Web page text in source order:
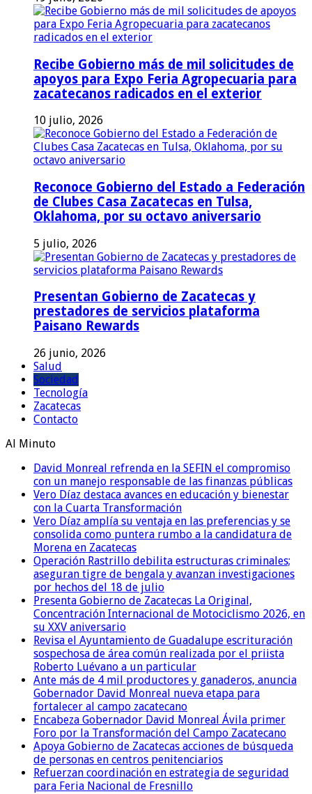
Recibe Gobierno más de mil solicitudes de
apoyos para Expo Feria Agropecuaria para
zacatecanos radicados en el exterior
10 julio, 2026
Reconoce Gobierno del Estado a Federación
de Clubes Casa Zacatecas en Tulsa,
Oklahoma, por su octavo aniversario
5 julio, 2026
Presentan Gobierno de Zacatecas y
prestadores de servicios plataforma
Paisano Rewards
26 junio, 2026
Salud
Sociedad
Tecnología
Zacatecas
Contacto
Al Minuto
David Monreal refrenda en la SEFIN el compromiso
con un manejo responsable de las finanzas públicas
Vero Díaz destaca avances en educación y bienestar
con la Cuarta Transformación
Vero Díaz amplía su ventaja en las preferencias y se
consolida como puntera rumbo a la candidatura de
Morena en Zacatecas
Operación Rastrillo debilita estructuras criminales;
aseguran tigre de bengala y avanzan investigaciones
por hechos del 18 de julio
Presenta Gobierno de Zacatecas La Original,
Concentración Internacional de Motociclismo 2026, en
su XXV aniversario
Revisa el Ayuntamiento de Guadalupe escrituración
sospechosa de área común realizada por el priista
Roberto Luévano a un particular
Ante más de 4 mil productores y ganaderos, anuncia
Gobernador David Monreal nueva etapa para
fortalecer al campo zacatecano
Encabeza Gobernador David Monreal Ávila primer
Foro por la Transformación del Campo Zacatecano
Apoya Gobierno de Zacatecas acciones de búsqueda
de personas en centros penitenciarios
Refuerzan coordinación en estrategia de seguridad
para Feria Nacional de Fresnillo